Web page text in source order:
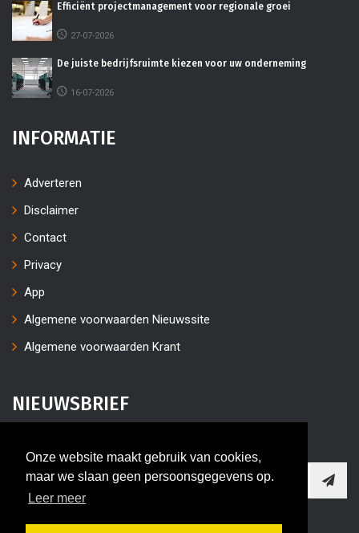
Onze website maakt gebruik van cookies,
maar we slaan geen persoonsgegevens op.
Leer meer
Efficiënt projectmanagement voor regionale groei
27-07-2026
De juiste bedrijfsruimte kiezen voor uw onderneming
16-07-2026
INFORMATIE
Adverteren
Disclaimer
Contact
Privacy
App
Algemene voorwaarden Nieuwssite
Algemene voorwaarden Krant
NIEUWSBRIEF